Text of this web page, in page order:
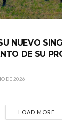
NUEVO
DE SU
DE 2026
LOAD MORE